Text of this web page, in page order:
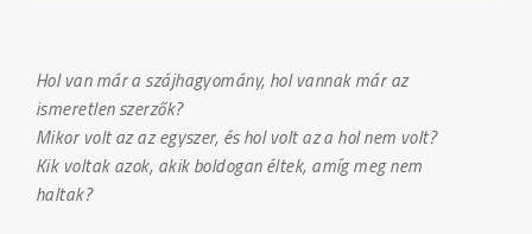
Hol van már a szájhagyomány, hol vannak már az
ismeretlen szerzők?
Mikor volt az az egyszer, és hol volt az a hol nem volt?
Kik voltak azok, akik boldogan éltek, amíg meg nem
haltak?